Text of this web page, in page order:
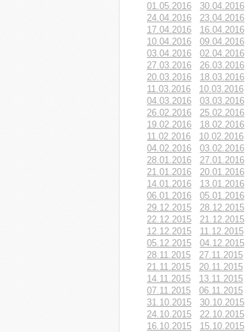
01.05.2016
30.04.2016
24.04.2016
23.04.2016
17.04.2016
16.04.2016
10.04.2016
09.04.2016
03.04.2016
02.04.2016
27.03.2016
26.03.2016
20.03.2016
18.03.2016
11.03.2016
10.03.2016
04.03.2016
03.03.2016
26.02.2016
25.02.2016
19.02.2016
18.02.2016
11.02.2016
10.02.2016
04.02.2016
03.02.2016
28.01.2016
27.01.2016
21.01.2016
20.01.2016
14.01.2016
13.01.2016
06.01.2016
05.01.2016
29.12.2015
28.12.2015
22.12.2015
21.12.2015
12.12.2015
11.12.2015
05.12.2015
04.12.2015
28.11.2015
27.11.2015
21.11.2015
20.11.2015
14.11.2015
13.11.2015
07.11.2015
06.11.2015
31.10.2015
30.10.2015
24.10.2015
22.10.2015
16.10.2015
15.10.2015